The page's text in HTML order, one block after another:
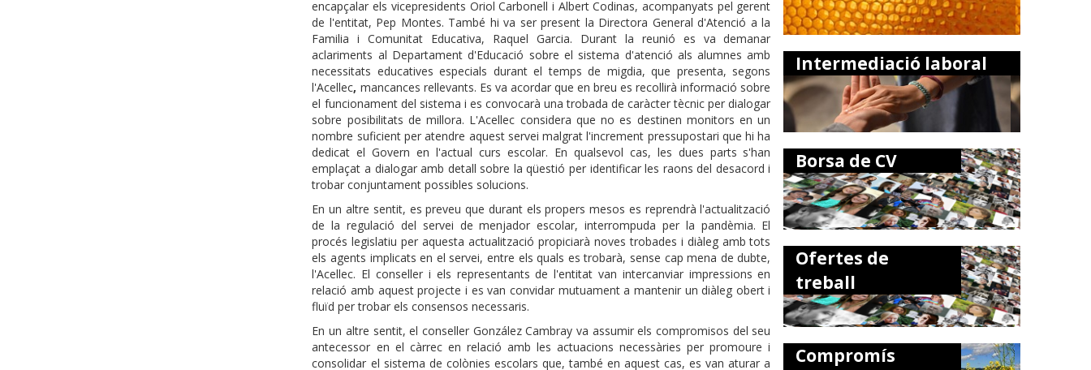
encapçalar els vicepresidents Oriol Carbonell i Albert Codinas, acompanyats pel gerent
de l'entitat, Pep Montes. També hi va ser present la Directora General d'Atenció a la
Familia i Comunitat Educativa, Raquel Garcia. Durant la reunió es va demanar
aclariments al Departament d'Educació sobre el sistema d'atenció als alumnes amb
necessitats educatives especials durant el temps de migdia, que presenta, segons
l'Acellec, mancances rellevants. Es va acordar que en breu es recollirà informació sobre
el funcionament del sistema i es convocarà una trobada de caràcter tècnic per dialogar
sobre posibilitats de millora. L'Acellec considera que no es destinen monitors en un
nombre suficient per atendre aquest servei malgrat l'increment pressupostari que hi ha
dedicat el Govern en l'actual curs escolar. En qualsevol cas, les dues parts s'han
emplaçat a dialogar amb detall sobre la qüestió per identificar les raons del desacord i
trobar conjuntament possibles solucions.
En un altre sentit, es preveu que durant els propers mesos es reprendrà l'actualització
de la regulació del servei de menjador escolar, interrompuda per la pandèmia. El
procés legislatiu per aquesta actualització propiciarà noves trobades i diàleg amb tots
els agents implicats en el servei, entre els quals es trobarà, sense cap mena de dubte,
l'Acellec. El conseller i els representants de l'entitat van intercanviar impressions en
relació amb aquest projecte i es van convidar mutuament a mantenir un diàleg obert i
fluïd per trobar els consensos necessaris.
En un altre sentit, el conseller González Cambray va assumir els compromisos del seu
antecessor en el càrrec en relació amb les actuacions necessàries per promoure i
consolidar el sistema de colònies escolars que, també en aquest cas, es van aturar a
Intermediació laboral
Borsa de CV
Ofertes de
treball
Compromís